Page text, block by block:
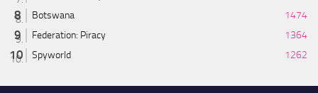
Botswana
1474
Federation: Piracy
1364
Spyworld
1262